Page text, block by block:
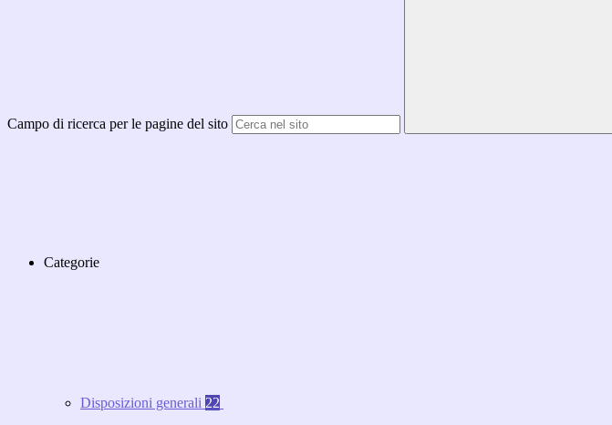
Campo di ricerca per le pagine del sito
Categorie
Disposizioni generali 22